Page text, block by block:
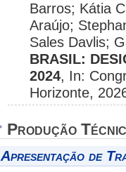
Barros; Kátia
Araújo;
Sales Davlis;
BRASIL:
2024, In:
Horizonte,
Produção
Apresentação de